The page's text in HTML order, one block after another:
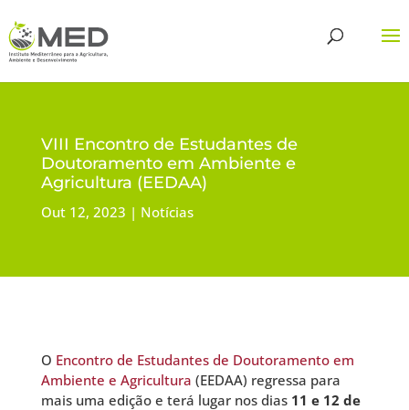
VIII Encontro de Estudantes de
Doutoramento em Ambiente e
Agricultura (EEDAA)
Out 12, 2023 Notícias
O Encontro de Estudantes de Doutoramento em
Ambiente e Agricultura (EEDAA) regressa para
mais uma edição e terá lugar nos dias 11 e 12 de